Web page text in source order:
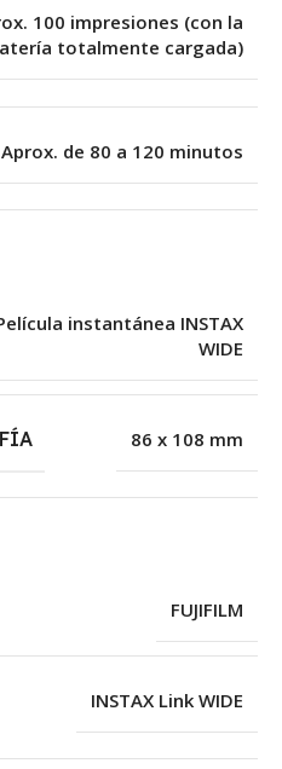
100 impresiones (con la
totalmente cargada)
Aprox. de 80 a 120 minutos
instantánea INSTAX
WIDE
86 x 108 mm
FUJIFILM
INSTAX Link WIDE